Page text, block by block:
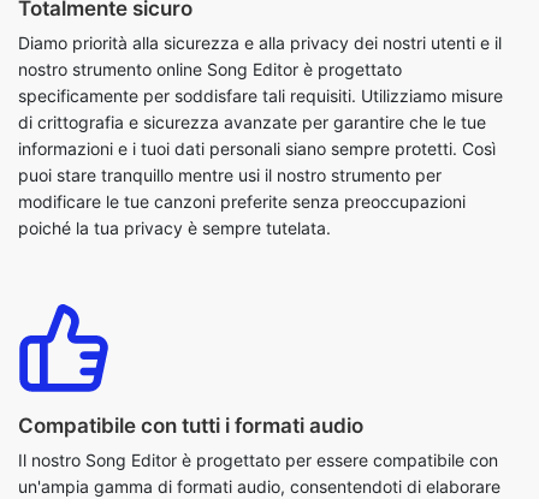
di crittografia e sicurezza avanzate per garantire che le tue
informazioni e i tuoi dati personali siano sempre protetti. Così
puoi stare tranquillo mentre usi il nostro strumento per
modificare le tue canzoni preferite senza preoccupazioni
poiché la tua privacy è sempre tutelata.
Compatibile con tutti i formati audio
Il nostro Song Editor è progettato per essere compatibile con
un'ampia gamma di formati audio, consentendoti di elaborare
strumento è in grado di gestire tutti i file audio, siano essi in
MP3, WAV, AAC o qualsiasi altro formato audio popolare. Visita il
nostro sito Web per modificare le tue canzoni in base alle tue